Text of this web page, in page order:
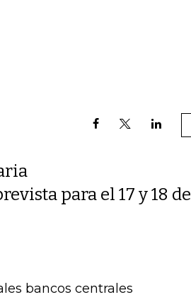
para el 17 y 18 de
bancos centrales